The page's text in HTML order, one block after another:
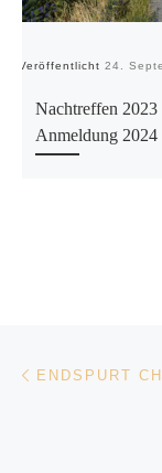
Veröffentlicht 24.
Nachtreffen
Anmeldung 2024
ENDSPURT